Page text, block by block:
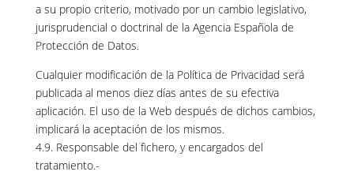
a su propio criterio, motivado por un cambio legislativo,
jurisprudencial o doctrinal de la Agencia Española de
Protección de Datos.
Cualquier modificación de la Política de Privacidad será
publicada al menos diez días antes de su efectiva
aplicación. El uso de la Web después de dichos cambios,
implicará la aceptación de los mismos.
4.9. Responsable del fichero, y encargados del
tratamiento.-